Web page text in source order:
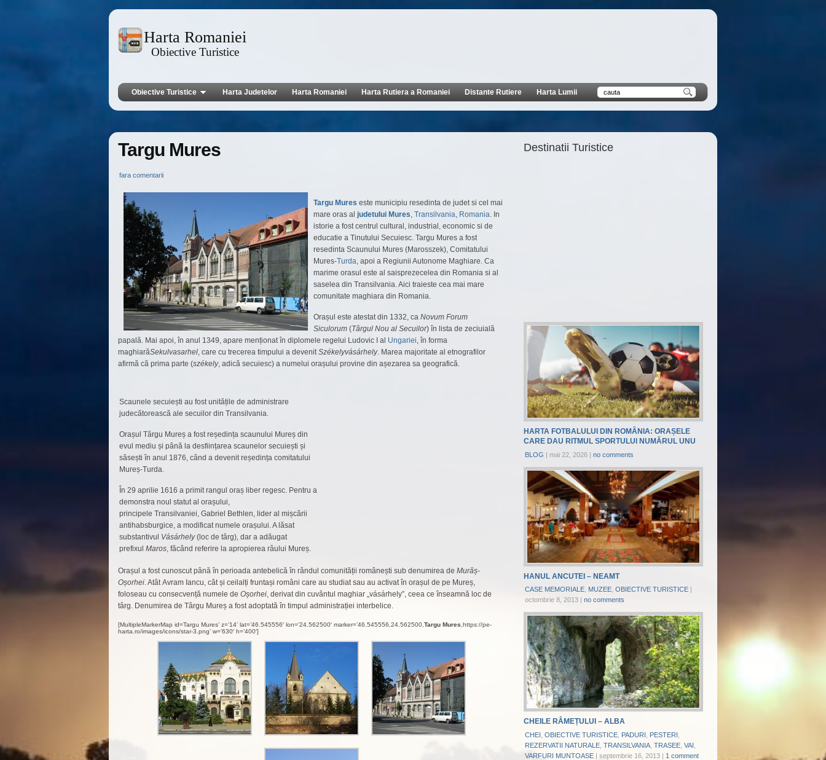
Harta Romaniei
Obiective Turistice
Obiective Turistice Harta Judetelor Harta Romaniei Harta Rutiera a Romaniei Distante Rutiere Harta Lumii
Targu Mures
fara comentarii
Targu Mures este municipiu resedinta de judet si cel mai
mare oras al judetului Mures, Transilvania, Romania. In
istorie a fost centrul cultural, industrial, economic si de
educatie a Tinutului Secuiesc. Targu Mures a fost
resedinta Scaunului Mures (Marosszek), Comitatului
Mures-Turda, apoi a Regiunii Autonome Maghiare. Ca
marime orasul este al saisprezecelea din Romania si al
saselea din Transilvania. Aici traieste cea mai mare
comunitate maghiara din Romania.
Orașul este atestat din 1332, ca Novum Forum
Siculorum (Târgul Nou al Secuilor) în lista de zeciuială
papală. Mai apoi, în anul 1349, apare menționat în diplomele regelui Ludovic I al Ungariei, în forma
maghiarăSekulvasarhel, care cu trecerea timpului a devenitSzékelyvásárhely. Marea majoritate al etnografilor
afirmă că prima parte (székely, adică secuiesc) a numelui orașului provine din așezarea sa geografică.
Scaunele secuiești au fost unitățile de administrare
judecătorească ale secuilor din Transilvania.
Orașul Târgu Mureș a fost reședința scaunului Mureș din
evul mediu și până la desființarea scaunelor secuiești și
săsești în anul 1876, când a devenit reședința comitatului
Mureș-Turda.
În 29 aprilie 1616 a primit rangul oraș liber regesc. Pentru a
demonstra noul statut al orașului,
principele Transilvaniei, Gabriel Bethlen, lider al mișcării
antihabsburgice, a modificat numele orașului. A lăsat
substantivul Vásárhely(loc de târg), dar a adăugat
prefixul Maros, făcând referire la apropierea râului Mureș.
Orașul a fost cunoscut până în perioada antebelică în rândul comunității românești sub denumirea de Murăș-
Oșorhei. Atât Avram Iancu, cât și ceilalți fruntași români care au studiat sau au activat în orașul de pe Mureș,
foloseau cu consecvență numele de Oșorhei, derivat din cuvântul maghiar „vásárhely”, ceea ce înseamnă loc de
târg. Denumirea de Târgu Mureș a fost adoptată în timpul administrației interbelice.
[MultipleMarkerMap id=Targu Mures’ z=’14’ lat=’46.545556′ lon=’24.562500′ marker=’46.545556,24.562500, Targu Mures ,https://pe-
harta.ro/images/icons/star-3.png’ w=’630′ h=’400′]
Destinatii Turistice
HARTA FOTBALULUI DIN ROMÂNIA: ORAȘELE
CARE DAU RITMUL SPORTULUI NUMĂRUL UNU
BLOG | mai 22, 2026 | no comments
HANUL ANCUTEI – NEAMT
CASE MEMORIALE MUZEE OBIECTIVE TURISTICE |
octombrie 8, 2013 | no comments
CHEILE RÂMEȚULUI – ALBA
CHEI OBIECTIVE TURISTICE PADURI PESTERI
REZERVATII NATURALE TRANSILVANIA TRASEE VAI
VARFURI MUNTOASE | septembrie 16, 2013 | 1 comment